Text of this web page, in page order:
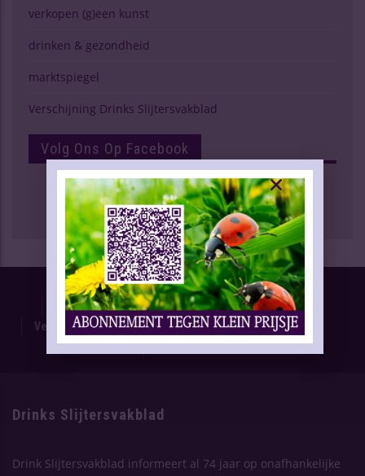
verkopen (g)een kunst
drinken & gezondheid
marktspiegel
Verschijning Drinks Slijtersvakblad
Volg Ons Op Facebook
Proefnummer
Oplage & Verspreiding
Advertentietarieven
Technische Gegevens
Verschijning Drinks Slijtersvakblad
Themaplanning
Contact
Drinks Slijtersvakblad
Drink Slijtersvakblad informeert al 74 jaar op onafhankelijke